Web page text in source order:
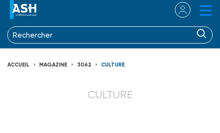
ACCUEIL MAGAZINE 3062 CULTURE
CULTURE